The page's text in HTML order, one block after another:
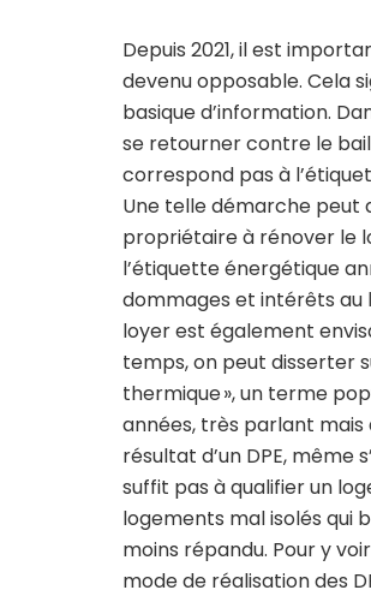
Depuis 2021, il est
devenu opposable. Cela
basique d’information.
se retourner contre le
correspond pas à
Une telle démarche peut
propriétaire à rénover le
l’étiquette énergétique
dommages et intérêts au
loyer est également
temps, on peut disserter
thermique », un terme
années, très parlant mais
résultat d’un DPE, même
suffit pas à qualifier un
logements mal isolés qui
moins répandu. Pour y
mode de réalisation des